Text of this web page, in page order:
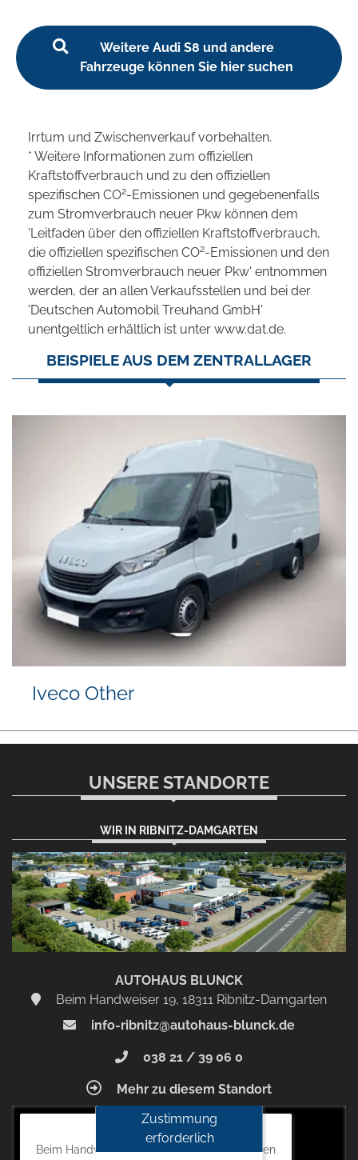
Weitere Audi S8 und andere
Fahrzeuge können Sie hier suchen
Irrtum und Zwischenverkauf vorbehalten.
* Weitere Informationen zum offiziellen
Kraftstoffverbrauch und zu den offiziellen
spezifischen CO2-Emissionen und gegebenenfalls
zum Stromverbrauch neuer Pkw können dem
'Leitfaden über den offiziellen Kraftstoffverbrauch,
die offiziellen spezifischen CO2-Emissionen und den
offiziellen Stromverbrauch neuer Pkw' entnommen
werden, der an allen Verkaufsstellen und bei der
'Deutschen Automobil Treuhand GmbH'
unentgeltlich erhältlich ist unter www.dat.de.
BEISPIELE AUS DEM ZENTRALLAGER
Iveco Other
UNSERE STANDORTE
WIR IN RIBNITZ-DAMGARTEN
AUTOHAUS BLUNCK
Beim Handweiser 19, 18311 Ribnitz-Damgarten
info-ribnitz@autohaus-blunck.de
038 21 / 39 06 0
Mehr zu diesem Standort
Autohaus Blunck
Beim Handweiser 19, 18311 Ribnitz-Damgarten
Zustimmung
erforderlich